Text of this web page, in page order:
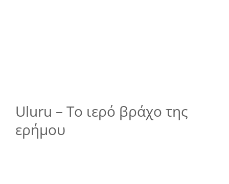
Uluru – Το ιερό βράχο της
ερήμου